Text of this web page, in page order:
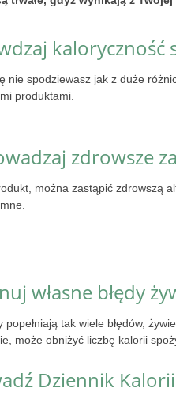
kaloryczność
nie spodziewasz jak z duże
produktami.
zdrowsze
można zastąpić zdrowszą
własne błędy
popełniają tak wiele błędów,
może obniżyć liczbę kalorii
Dziennik Kalorii